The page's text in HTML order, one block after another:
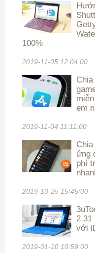
100%
2019-11-05 12:04:00
em
2019-11-04 11:11:00
ứng
phí
2019-10-25 15:45:00
2.31
với
2019-01-10 10:59:00